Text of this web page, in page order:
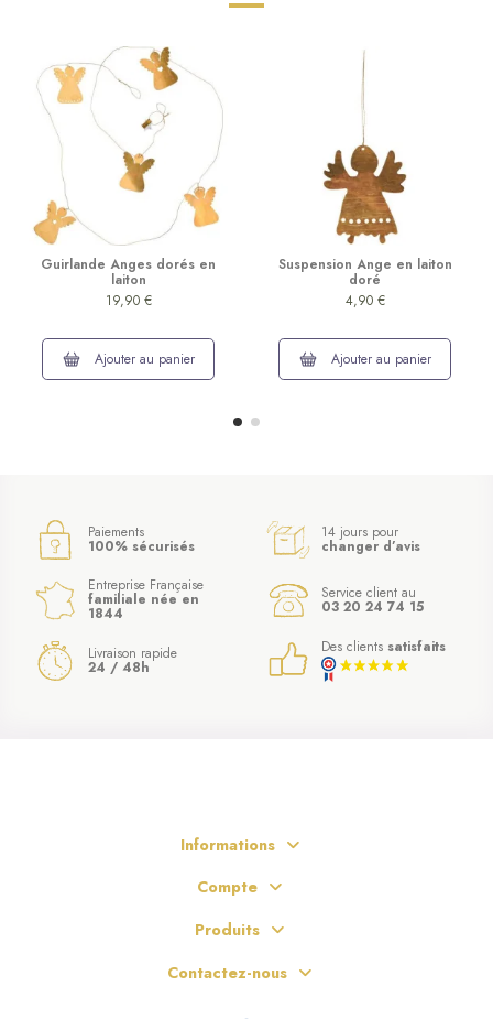
Guirlande Anges dorés en
laiton
19,90 €
Ajouter au panier
Suspension Ange en laiton
doré
4,90 €
Ajouter au panier
Paiements
100% sécurisés
14 jours pour
changer d’avis
Entreprise Française
familiale née en
1844
Service client au
03 20 24 74 15
Livraison rapide
24 / 48h
Des clients satisfaits
Informations
Compte
Produits
Contactez-nous